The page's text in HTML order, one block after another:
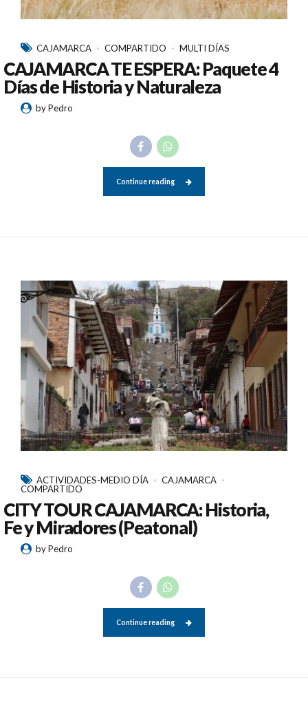
CAJAMARCA COMPARTIDO MULTI DÍAS
CAJAMARCA TE ESPERA: Paquete 4
Días de Historia y Naturaleza
by Pedro
Continue reading
ACTIVIDADES-MEDIO DÍA
CAJAMARCA
COMPARTIDO
CITY TOUR CAJAMARCA: Historia,
Fe y Miradores (Peatonal)
by Pedro
Continue reading